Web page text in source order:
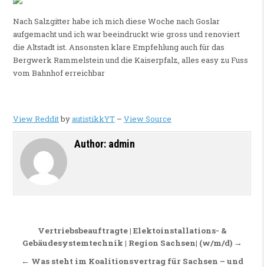
Nach Salzgitter habe ich mich diese Woche nach Goslar
aufgemacht und ich war beeindruckt wie gross und renoviert
die Altstadt ist. Ansonsten klare Empfehlung auch für das
Bergwerk Rammelstein und die Kaiserpfalz, alles easy zu Fuss
vom Bahnhof erreichbar
View RedditbyautistikkYT– View Source
Author: admin
Beitragsnavigation
Vertriebsbeauftragte | Elektoinstallations- &
Gebäudesystemtechnik | Region Sachsen| (w/m/d) →
← Was steht im Koalitionsvertrag für Sachsen – und